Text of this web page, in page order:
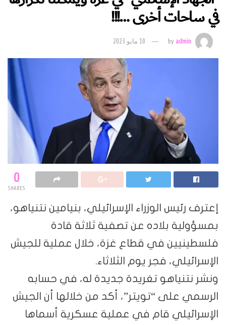
أخرى …!!!
by admin 10 مايو 2023
0
SHARES
الوزراء الإسرائيلي، بنيامين نتنياهو،
بلاده عن تصفية ثلاثة قادة
في قطاع غزة، خلال عملية للجيش
فجر يوم الثلاثاء.
تغريدة جديدة له، في حسابه
على “تويتر”، أكد من خلالها أن الجيش
قام في عملية عسكرية أسماها